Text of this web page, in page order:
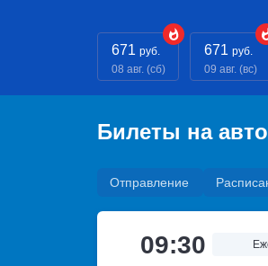
671 руб.
08 авг. (сб)
671 руб.
09 авг. (вс)
Билеты на
Отправление
09:30